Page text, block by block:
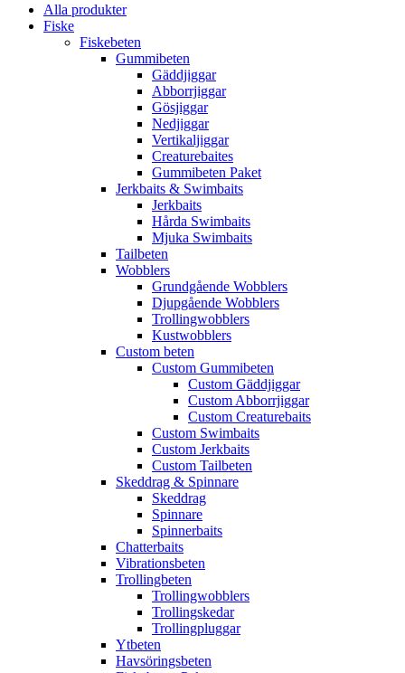
Alla produkter
Fiske
Fiskebeten
Gummibeten
Gäddjiggar
Abborrjiggar
Gösjiggar
Nedjiggar
Vertikaljiggar
Creaturebaites
Gummibeten Paket
Jerkbaits & Swimbaits
Jerkbaits
Hårda Swimbaits
Mjuka Swimbaits
Tailbeten
Wobblers
Grundgående Wobblers
Djupgående Wobblers
Trollingwobblers
Kustwobblers
Custom beten
Custom Gummibeten
Custom Gäddjiggar
Custom Abborrjiggar
Custom Creaturebaits
Custom Swimbaits
Custom Jerkbaits
Custom Tailbeten
Skeddrag & Spinnare
Skeddrag
Spinnare
Spinnerbaits
Chatterbaits
Vibrationsbeten
Trollingbeten
Trollingwobblers
Trollingskedar
Trollingpluggar
Ytbeten
Havsöringsbeten